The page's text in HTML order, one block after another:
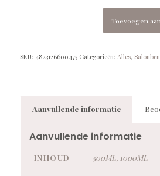
Toevoegen
SKU: 4823126600475 Categorieën: Alles,
Aanvullende informatie
Aanvullende informatie
INHOUD 500ML, 1000ML